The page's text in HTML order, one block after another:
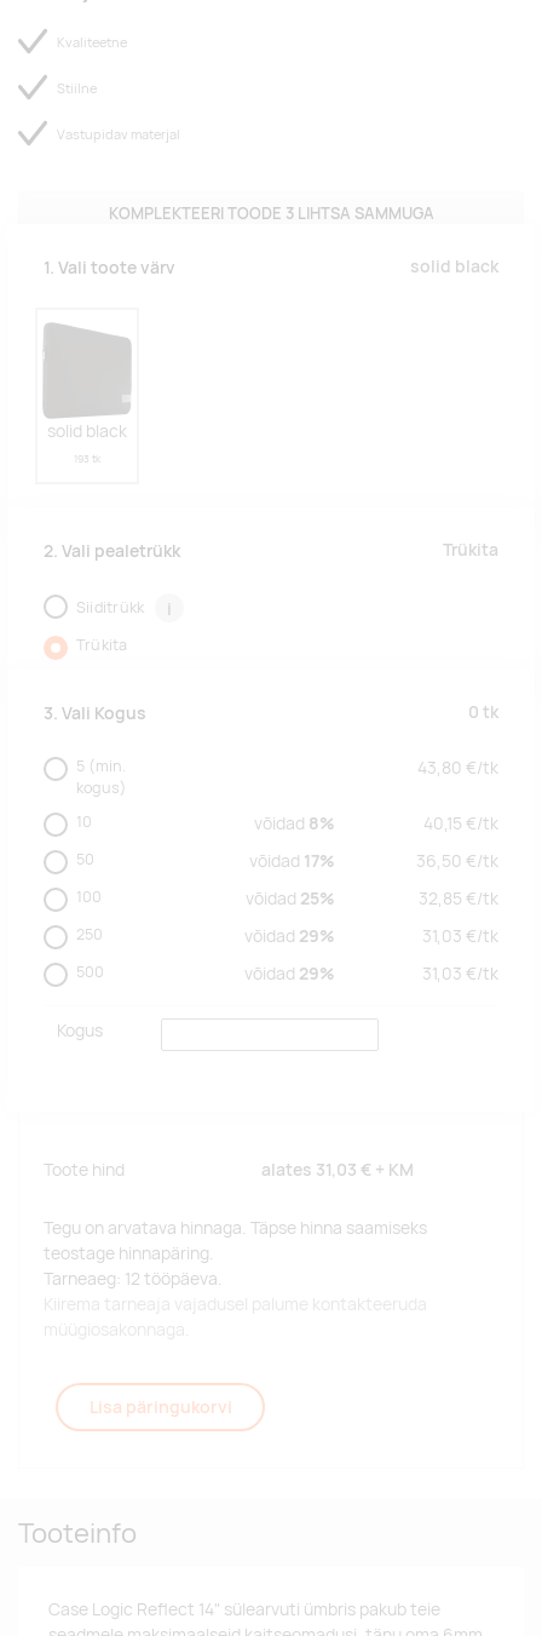
Kvaliteetne
Stiilne
Vastupidav materjal
KOMPLEKTEERI TOODE 3 LIHTSA SAMMUGA
1. Vali toote värv solid black
solid black
193 tk
2. Vali pealetrükk Trükita
Siiditrükk i
Trükita
3. Vali Kogus 0 tk
5 (min.
kogus)
43,80 €/tk
10 võidad 8% 40,15 €/tk
50 võidad 17% 36,50 €/tk
100 võidad 25% 32,85 €/tk
250 võidad 29% 31,03 €/tk
500 võidad 29% 31,03 €/tk
Kogus
Toote hind alates 31,03 € + KM
Tegu on arvatava hinnaga. Täpse hinna saamiseks
teostage hinnapäring.
Tarneaeg: 12 tööpäeva.
Kiirema tarneaja vajadusel palume kontakteeruda
müügiosakonnaga.
Lisa päringukorvi
Tooteinfo
Case Logic Reflect 14" sülearvuti ümbris pakub teie